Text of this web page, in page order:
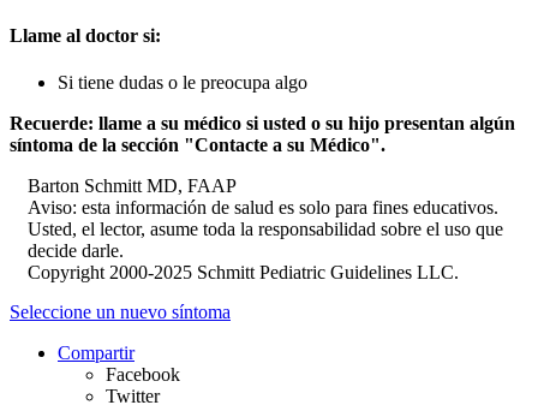
Llame al doctor si:
Si tiene dudas o le preocupa algo
Recuerde: llame a su médico si usted o su hijo presentan algún
síntoma de la sección "Contacte a su Médico".
Barton Schmitt MD, FAAP
Aviso: esta información de salud es solo para fines educativos.
Usted, el lector, asume toda la responsabilidad sobre el uso que
decide darle.
Copyright 2000-2025 Schmitt Pediatric Guidelines LLC.
Seleccione un nuevo síntoma
Compartir
Facebook
Twitter